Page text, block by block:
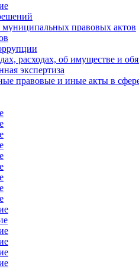
правовых актов
расходах, об имуществе и
экспертиза
правовые и иные акты в